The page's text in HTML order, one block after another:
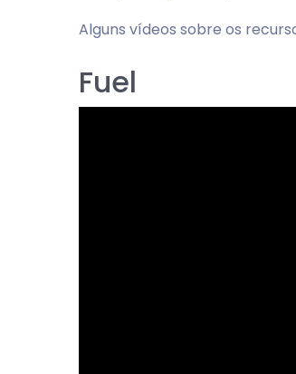
Alguns vídeos sobre os
Fuel